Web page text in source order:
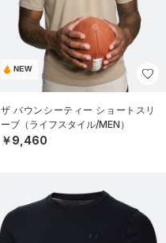
NEW
ザ バウンシーティー ショートスリ
ーブ（ライフスタイル/MEN）
￥9,460